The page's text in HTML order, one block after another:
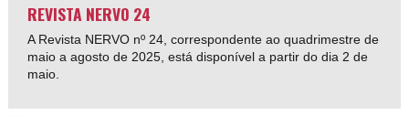
REVISTA NERVO 24
A Revista NERVO nº 24, correspondente ao quadrimestre de
maio a agosto de 2025, está disponível a partir do dia 2 de
maio.